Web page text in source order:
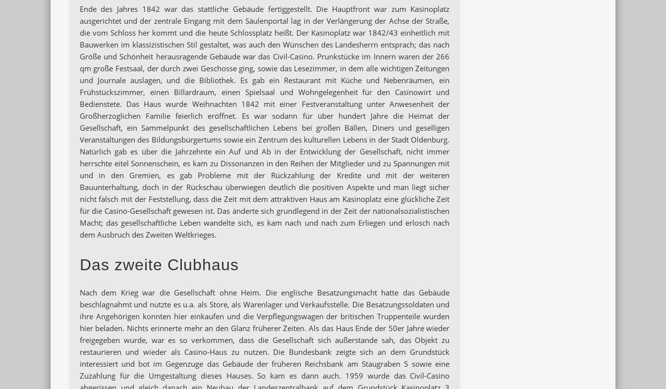
Ende des Jahres 1842 war das stattliche Gebäude fertiggestellt. Die Hauptfront war zum Kasinoplatz
ausgerichtet und der zentrale Eingang mit dem Säulenportal lag in der Verlängerung der Achse der Straße,
die vom Schloss her kommt und die heute Schlossplatz heißt. Der Kasinoplatz war 1842/43 einheitlich mit
Bauwerken im klassizistischen Stil gestaltet, was auch den Wünschen des Landesherrn entsprach; das nach
Größe und Schönheit herausragende Gebäude war das Civil-Casino. Prunkstücke im Innern waren der 266
qm große Festsaal, der durch zwei Geschosse ging, sowie das Lesezimmer, in dem alle wichtigen Zeitungen
und Journale auslagen, und die Bibliothek. Es gab ein Restaurant mit Küche und Nebenräumen, ein
Frühstückszimmer, einen Billardraum, einen Spielsaal und Wohngelegenheit für den Casinowirt und
Bedienstete. Das Haus wurde Weihnachten 1842 mit einer Festveranstaltung unter Anwesenheit der
Großherzoglichen Familie feierlich eröffnet. Es war sodann für über hundert Jahre die Heimat der
Gesellschaft, ein Sammelpunkt des gesellschaftlichen Lebens bei großen Bällen, Diners und geselligen
Veranstaltungen des Bildungsbürgertums sowie ein Zentrum des kulturellen Lebens in der Stadt Oldenburg.
Natürlich gab es über die Jahrzehnte ein Auf und Ab in der Entwicklung der Gesellschaft, nicht immer
herrschte eitel Sonnenschein, es kam zu Dissonanzen in den Reihen der Mitglieder und zu Spannungen mit
und in den Gremien,
es gab Probleme mit der Rückzahlung der Kredite und mit der weiteren
Bauunterhaltung, doch in der Rückschau überwiegen deutlich die positiven Aspekte und man liegt sicher
nicht falsch mit der Feststellung, dass die Zeit mit dem attraktiven Haus am Kasinoplatz eine glückliche Zeit
für die Casino-Gesellschaft gewesen ist. Das änderte sich grundlegend in der Zeit der nationalsozialistischen
Macht; das gesellschaftliche Leben wandelte sich, es kam nach und nach zum Erliegen und erlosch nach
dem Ausbruch des Zweiten Weltkrieges.
Das zweite Clubhaus
Nach dem Krieg war die Gesellschaft ohne Heim. Die englische Besatzungsmacht hatte das Gebäude
beschlagnahmt und nutzte es u.a. als Store, als Warenlager und Verkaufsstelle. Die Besatzungssoldaten und
ihre Angehörigen konnten hier einkaufen und die Verpflegungswagen der britischen Truppenteile wurden
hier beladen. Nichts erinnerte mehr an den Glanz früherer Zeiten. Als das Haus Ende der 50er Jahre wieder
freigegeben wurde, war es so verkommen, dass die Gesellschaft sich außerstande sah, das Objekt zu
restaurieren und wieder als Casino-Haus zu nutzen. Die Bundesbank zeigte sich an dem Grundstück
interessiert und bot im Gegenzuge das Gebäude der früheren Reichsbank am Staugraben 5 sowie eine
Zuzahlung für die Umgestaltung dieses Hauses. So kam es dann auch. 1959 wurde das Civil-Casino